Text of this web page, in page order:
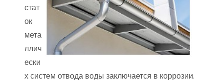
стат
ок
мета
ллич
ески
х систем отвода воды заключается в коррозии.